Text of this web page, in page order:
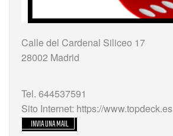
Calle del Cardenal Siliceo 17
28002 Madrid
Tel. 644537591
Sito Internet: https://www.topdeck.es
INVIA UNA MAIL